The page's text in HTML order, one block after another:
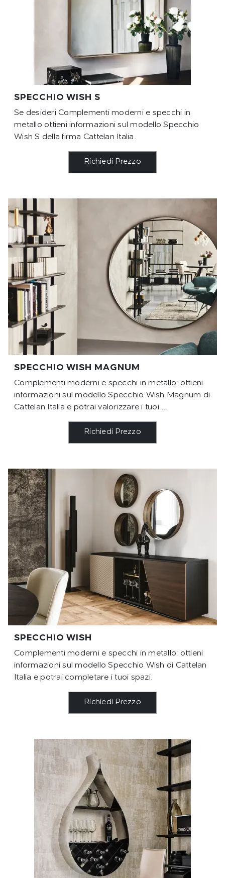
SPECCHIO WISH S
Se desideri Complementi moderni e specchi in
metallo ottieni informazioni sul modello Specchio
Wish S della firma Cattelan Italia.
Richiedi Prezzo
SPECCHIO WISH MAGNUM
Complementi moderni e specchi in metallo: ottieni
informazioni sul modello Specchio Wish Magnum di
Cattelan Italia e potrai valorizzare i tuoi ...
Richiedi Prezzo
SPECCHIO WISH
Complementi moderni e specchi in metallo: ottieni
informazioni sul modello Specchio Wish di Cattelan
Italia e potrai completare i tuoi spazi.
Richiedi Prezzo